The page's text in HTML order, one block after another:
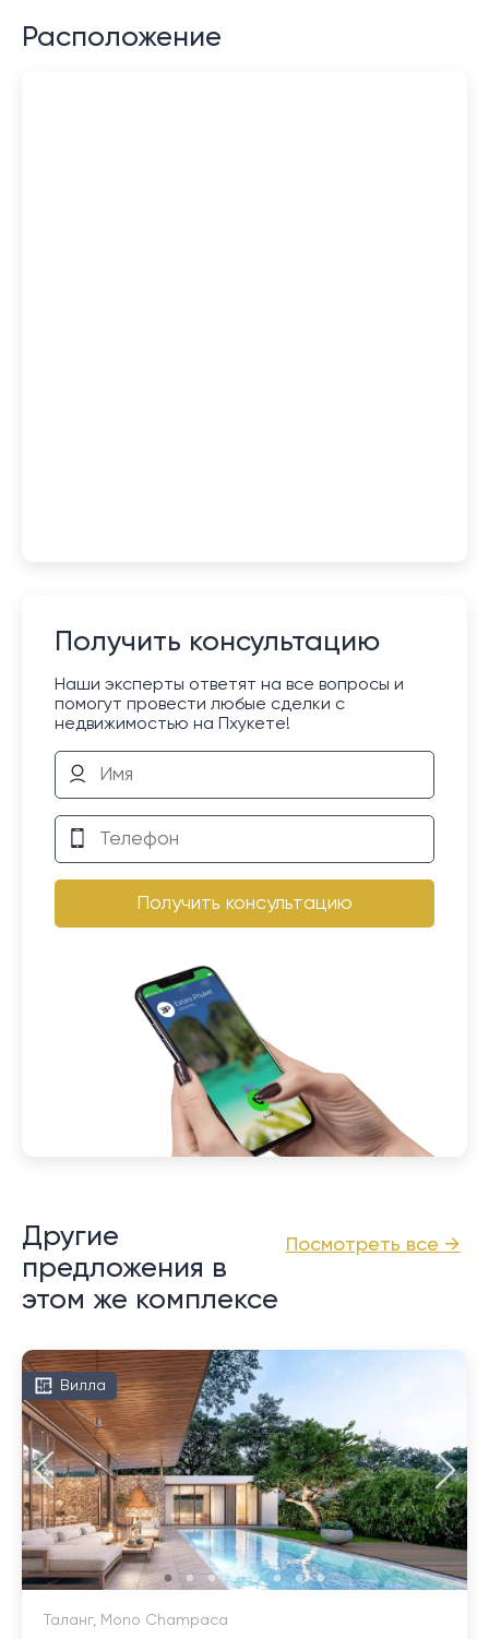
Расположение
Получить консультацию
Наши эксперты ответят на все вопросы и
помогут провести любые сделки с
недвижимостью на Пхукете!
Получить консультацию
Посмотреть все →
Другие
предложения в
этом же комплексе
Вилла
Таланг, Mono Champaca